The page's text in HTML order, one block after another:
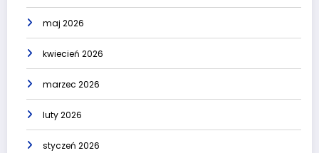
maj 2026
kwiecień 2026
marzec 2026
luty 2026
styczeń 2026